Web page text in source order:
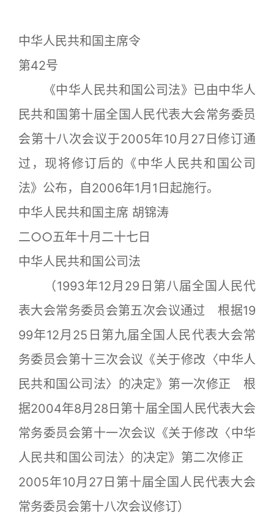
中华人民共和国主席令
第42号
《中华人民共和国公司法》已由中华人
民共和国第十届全国人民代表大会常务委员
会第十八次会议于2005年10月27日修订通
过，现将修订后的《中华人民共和国公司
法》公布，自2006年1月1日起施行。
中华人民共和国主席 胡锦涛
二○○五年十月二十七日
中华人民共和国公司法
（1993年12月29日第八届全国人民代
表大会常务委员会第五次会议通过 根据19
99年12月25日第九届全国人民代表大会常
务委员会第十三次会议《关于修改〈中华人
民共和国公司法〉的决定》第一次修正 根
据2004年8月28日第十届全国人民代表大会
常务委员会第十一次会议《关于修改〈中华
人民共和国公司法〉的决定》第二次修正
2005年10月27日第十届全国人民代表大会
常务委员会第十八次会议修订）